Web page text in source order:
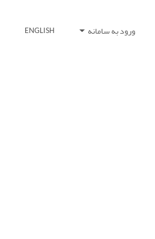
ورود به سامانه ENGLISH